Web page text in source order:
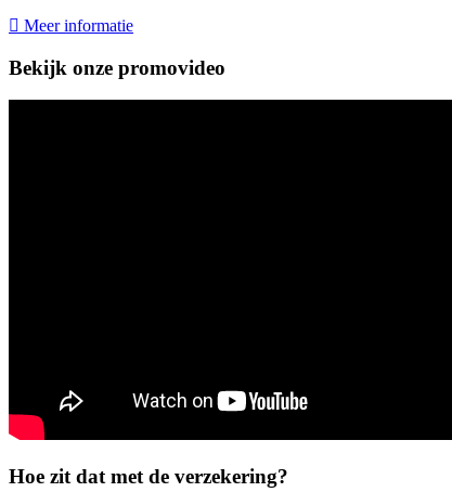
Meer informatie
Bekijk onze promovideo
Hoe zit dat met de verzekering?